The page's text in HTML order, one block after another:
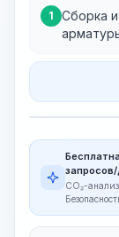
1
Сборка
Этапы работ
CO₂-